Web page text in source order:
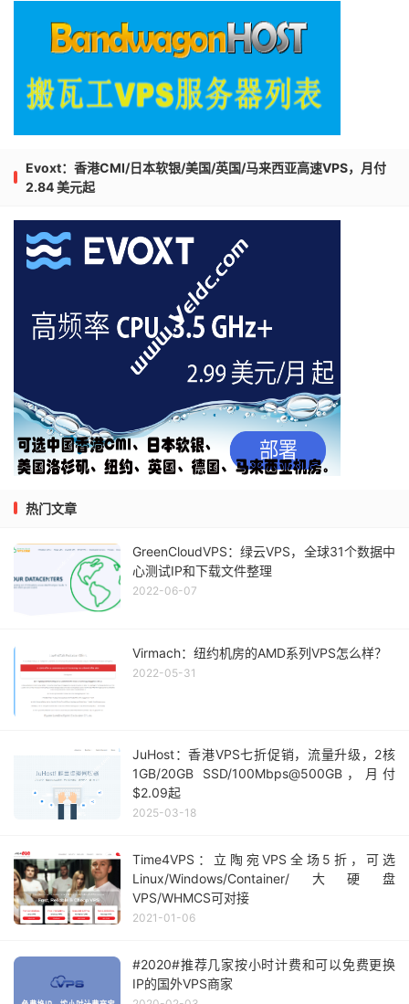
Evoxt：香港CMI/日本软银/美国/英国/马来西亚高速VPS，月付
2.84 美元起
热门文章
GreenCloudVPS：绿云VPS，全球31个数据中
心测试IP和下载文件整理
2022-06-07
Virmach：纽约机房的AMD系列VPS怎么样？
2022-05-31
JuHost：香港VPS七折促销，流量升级，2核
1GB/20GB SSD/100Mbps@500GB，月付
$2.09起
2025-03-18
Time4VPS：立陶宛VPS全场5折，可选
Linux/Windows/Container/大硬盘
VPS/WHMCS可对接
2021-01-06
#2020#推荐几家按小时计费和可以免费更换
IP的国外VPS商家